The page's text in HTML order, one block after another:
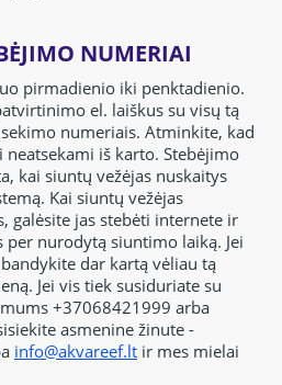
NUMERIAI
pirmadienio iki penktadienio.
el. laiškus su visų tą
numeriais. Atminkite, kad
neatsekami iš karto. Stebėjimo
kai siuntų vežėjas nuskaitys
Kai siuntų vežėjas
galėsite jas stebėti internete ir
nurodytą siuntimo laiką. Jei
dar kartą vėliau tą
Jei vis tiek susiduriate su
+37068421999 arba
asmenine žinute -
info@akvareef.lt ir mes mielai